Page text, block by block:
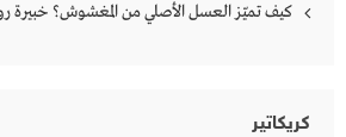
كيف تميّز العسل الأصلي من المغشوش؟ خبيرة
كريكاتير